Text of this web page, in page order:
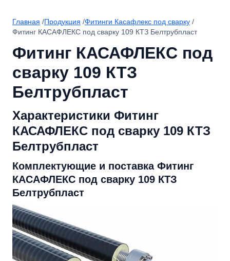
Главная /Продукция /Фитинги Касафлекс под сварку /
Фитинг КАСАФЛЕКС под сварку 109 КТЗ Белтрубпласт
Фитинг КАСАФЛЕКС под
сварку 109 КТЗ
Белтрубпласт
Характеристики Фитинг
КАСАФЛЕКС под сварку 109 КТЗ
Белтрубпласт
Комплектующие и поставка Фитинг
КАСАФЛЕКС под сварку 109 КТЗ
Белтрубпласт